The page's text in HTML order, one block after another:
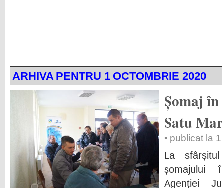
ARHIVA PENTRU 1 OCTOMBRIE 2020
Șomaj
Satu
• publicat la
La
șomajului
Agenției